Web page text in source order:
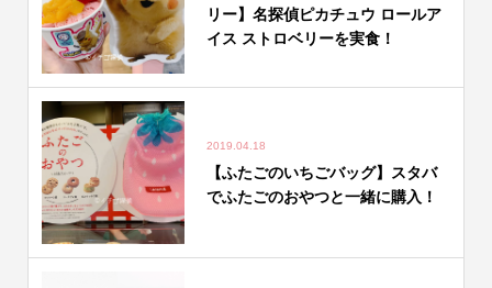
リー】名探偵ピカチュウ ロールア
イス ストロベリーを実食！
2019.04.18
【ふたごのいちごバッグ】スタバ
でふたごのおやつと一緒に購入！